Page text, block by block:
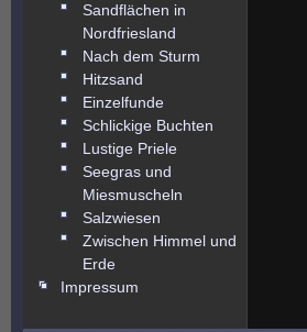
Sandflächen in
Nordfriesland
Nach dem Sturm
Hitzsand
Einzelfunde
Schlickige Buchten
Lustige Priele
Seegras und
Miesmuscheln
Salzwiesen
Zwischen Himmel und
Erde
Impressum